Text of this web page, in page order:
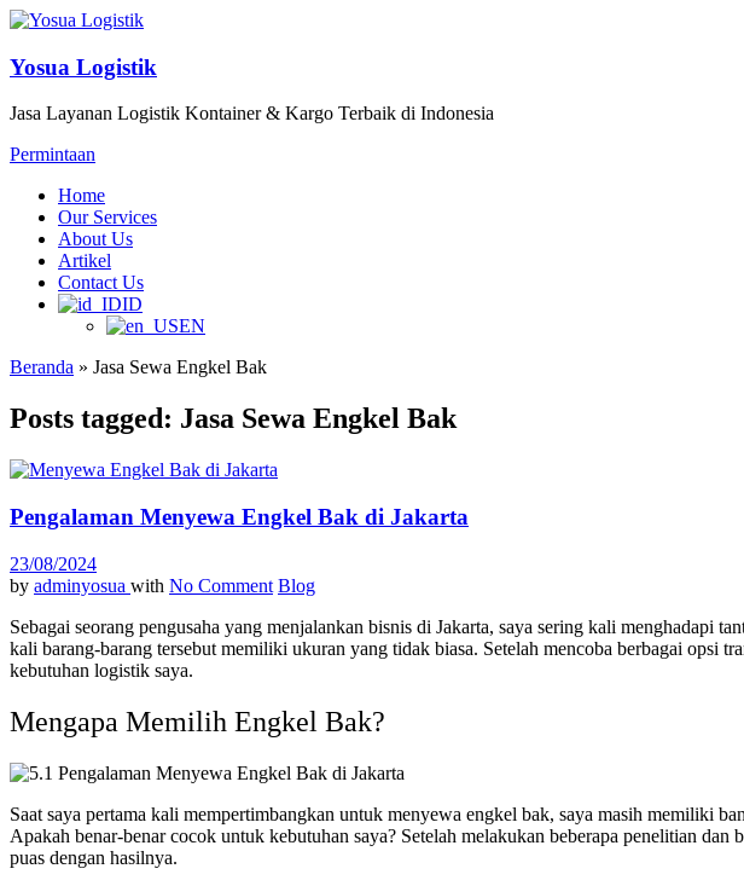
Yosua Logistik
Jasa Layanan Logistik Kontainer & Kargo Terbaik di Indonesia
Permintaan
Home
Our Services
About Us
Artikel
Contact Us
ID
EN
Beranda » Jasa Sewa Engkel Bak
Posts tagged: Jasa Sewa Engkel Bak
Pengalaman Menyewa Engkel Bak di Jakarta
23/08/2024
by adminyosua with No Comment Blog
Sebagai seorang pengusaha yang menjalankan bisnis di Jakarta, saya sering kali menghadapi
kali barang-barang tersebut memiliki ukuran yang tidak biasa. Setelah mencoba berbagai opsi
kebutuhan logistik saya.
Mengapa Memilih Engkel Bak?
Saat saya pertama kali mempertimbangkan untuk menyewa engkel bak, saya masih memiliki
Apakah benar-benar cocok untuk kebutuhan saya? Setelah melakukan beberapa penelitian
puas dengan hasilnya.